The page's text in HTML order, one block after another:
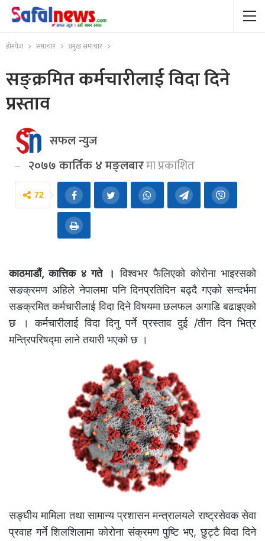
होमपेज समाचार प्रमुख समाचार
सङ्क्रमित कर्मचारीलाई विदा दिने
प्रस्ताव
सफल न्युज
२०७७ कार्तिक ४ मङ्लबारमा प्रकाशित
72
काठमाडौं, कात्तिक ४ गते । विश्वभर फैलिएको कोरोना भाइरसको
सङक्रमण अहिले नेपालमा पनि दिनप्रतिदिन बढ्दै गएको सन्दर्भमा
सङक्रमित कर्मचारीलाई विदा दिने विषयमा छलफल अगाडि बढाइएको
छ । कर्मचारीलाई विदा दिनु पर्ने प्रस्ताव दुई /तीन दिन भित्र
मन्त्रिपरिषद्मा लाने तयारी भएको छ ।
सङ्घीय मामिला तथा सामान्य प्रशासन मन्त्रालयले राष्ट्रसेवक सेवा
प्रवाह गर्ने शिलशिलामा कोरोना संक्रमण पुष्टि भए, छुट्टै विदा दिने